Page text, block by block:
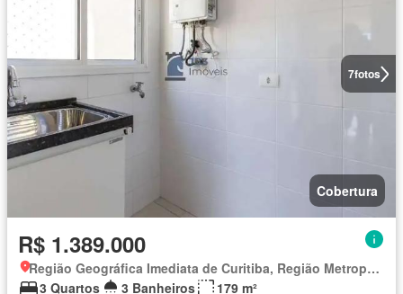
7fotos
Cobertura
R$ 1.389.000
Região Geográfica Imediata de Curitiba, Região Metropolitana de Curitiba
3 Quartos
3 Banheiros
179 m²